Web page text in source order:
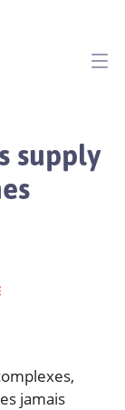
supply
jamais